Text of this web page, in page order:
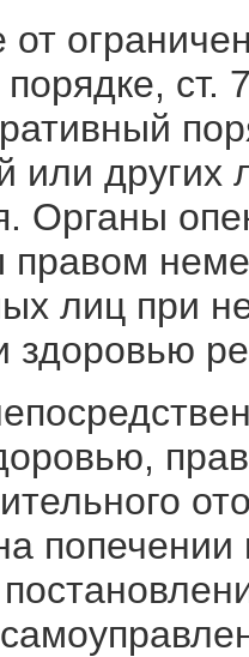
от
или других
Органы
лиц при
здоровью
попечении